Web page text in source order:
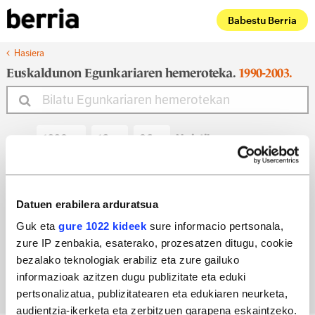
Datuen erabilera arduratsua
Guk eta gure 1022 kideek sure informacio pertsonala,
zure IP zenbakia, esaterako, prozesatzen ditugu, cookie
bezalako teknologiak erabiliz eta zure gailuko
informazioak azitzen dugu publizitate eta eduki
pertsonalizatua, publizitatearen eta edukiaren neurketa,
audientzia-ikerketa eta zerbitzuen garapena eskaintzeko.
Babestu Berria
Hasiera
Euskaldunon Egunkariaren hemeroteka. 1990-2003.
Noiztik
Noiz arte
Bilatu egun bateko edizioa